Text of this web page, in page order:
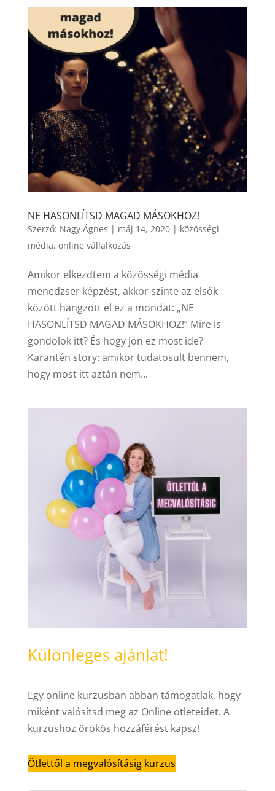
NE HASONLÍTSD MAGAD MÁSOKHOZ!
Szerző: Nagy Ágnes | máj 14, 2020| közösségi
média, online vállalkozás
Amikor elkezdtem a közösségi média
menedzser képzést, akkor szinte az elsők
között hangzott el ez a mondat: „NE
HASONLÍTSD MAGAD MÁSOKHOZ!” Mire is
gondolok itt? És hogy jön ez most ide?
Karantén story: amikor tudatosult bennem,
hogy most itt aztán nem...
Különleges ajánlat!
Egy online kurzusban abban támogatlak, hogy
miként valósítsd meg az Online ötleteidet. A
kurzushoz örökös hozzáférést kapsz!
Ötlettől a megvalósításig kurzus